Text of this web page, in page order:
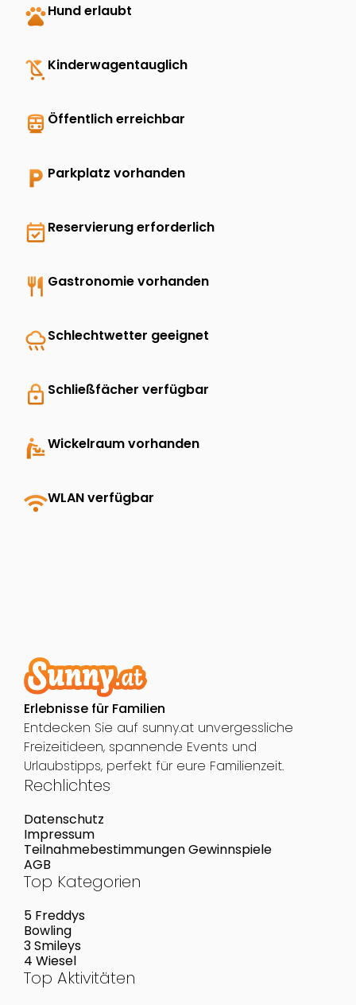
petsHund erlaubt
child_friendly Kinderwagentauglich
directions_transit Öffentlich erreichbar
local_parking Parkplatz vorhanden
event_availableReservierung erforderlich
restaurant Gastronomie vorhanden
rainySchlechtwetter geeignet
lock Schließfächer verfügbar
baby_changing_stationWickelraum vorhanden
wifiWLAN verfügbar
Erlebnisse für Familien
Entdecken Sie auf sunny.at unvergessliche
Freizeitideen, spannende Events und
Urlaubstipps, perfekt für eure Familienzeit.
Rechlichtes
Datenschutz
Impressum
Teilnahmebestimmungen Gewinnspiele
AGB
Top Kategorien
5 Freddys
Bowling
3 Smileys
4 Wiesel
Top Aktivitäten